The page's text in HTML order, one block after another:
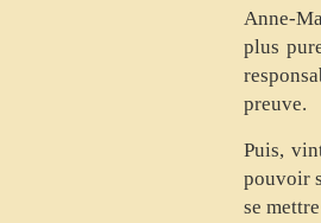
Anne-
plus
preuve.
Puis,
pouvoir
se